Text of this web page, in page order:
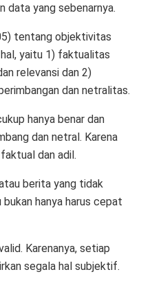
data yang sebenarnya.
tentang objektivitas
yaitu 1) faktualitas
relevansi dan 2)
dan netralitas.
hanya benar dan
dan netral. Karena
dan adil.
berita yang tidak
hanya harus cepat
Karenanya, setiap
segala hal subjektif.